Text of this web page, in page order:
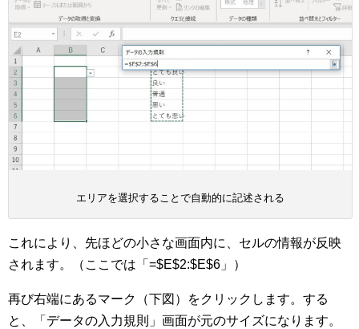
エリアを選択することで自動的に記述される
これにより、先ほどの小さな画面内に、セルの情報が反映
されます。（ここでは「=$E$2:$E$6」）
再び右端にあるマーク（下図）をクリックします。する
と、「データの入力規則」画面が元のサイズになります。